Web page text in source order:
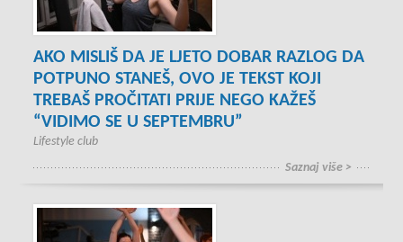
AKO MISLIŠ DA JE LJETO DOBAR RAZLOG DA
POTPUNO STANEŠ, OVO JE TEKST KOJI
TREBAŠ PROČITATI PRIJE NEGO KAŽEŠ
“VIDIMO SE U SEPTEMBRU”
Lifestyle club
Saznaj više >